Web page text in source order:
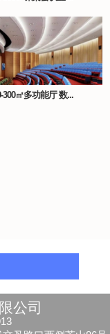
300㎡多功能厅 数...
公司